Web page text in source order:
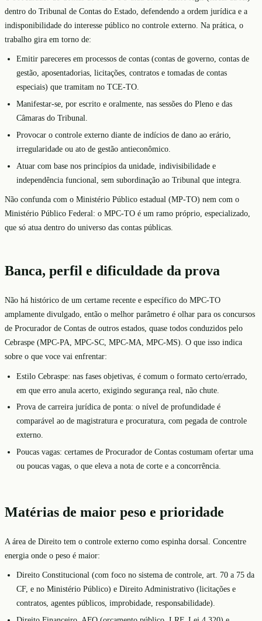
dentro do Tribunal de Contas do Estado, defendendo a ordem jurídica e a
indisponibilidade do interesse público no controle externo. Na prática, o
trabalho gira em torno de:
Emitir pareceres em processos de contas (contas de governo, contas de
gestão, aposentadorias, licitações, contratos e tomadas de contas
especiais) que tramitam no TCE-TO.
Manifestar-se, por escrito e oralmente, nas sessões do Pleno e das
Câmaras do Tribunal.
Provocar o controle externo diante de indícios de dano ao erário,
irregularidade ou ato de gestão antieconômico.
Atuar com base nos princípios da unidade, indivisibilidade e
independência funcional, sem subordinação ao Tribunal que integra.
Não confunda com o Ministério Público estadual (MP-TO) nem com o
Ministério Público Federal: o MPC-TO é um ramo próprio, especializado,
que só atua dentro do universo das contas públicas.
Banca, perfil e dificuldade da prova
Não há histórico de um certame recente e específico do MPC-TO
amplamente divulgado, então o melhor parâmetro é olhar para os concursos
de Procurador de Contas de outros estados, quase todos conduzidos pelo
Cebraspe (MPC-PA, MPC-SC, MPC-MA, MPC-MS). O que isso indica
sobre o que voce vai enfrentar:
Estilo Cebraspe: nas fases objetivas, é comum o formato certo/errado,
em que erro anula acerto, exigindo segurança real, não chute.
Prova de carreira jurídica de ponta: o nível de profundidade é
comparável ao de magistratura e procuratura, com pegada de controle
externo.
Poucas vagas: certames de Procurador de Contas costumam ofertar uma
ou poucas vagas, o que eleva a nota de corte e a concorrência.
Matérias de maior peso e prioridade
A área de Direito tem o controle externo como espinha dorsal. Concentre
energia onde o peso é maior:
Direito Constitucional (com foco no sistema de controle, art. 70 a 75 da
CF, e no Ministério Público) e Direito Administrativo (licitações e
contratos, agentes públicos, improbidade, responsabilidade).